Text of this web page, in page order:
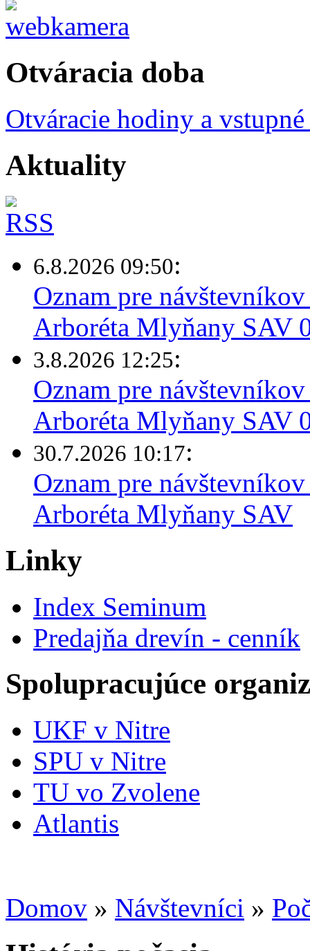
Otváracia doba
Otváracie hodiny a
Aktuality
6.8.2026 09:50:
Oznam pre
Arboréta Mlyňany SAV
3.8.2026 12:25:
Oznam pre
Arboréta Mlyňany SAV
30.7.2026 10:17:
Oznam pre
Arboréta Mlyňany SAV
Linky
Index Seminum
Predajňa drevín - cenník
Spolupracujúce
UKF v Nitre
SPU v Nitre
TU vo Zvolene
Atlantis
Domov » Návštevníci »